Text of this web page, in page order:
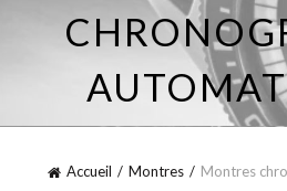
Accueil Montres Montres